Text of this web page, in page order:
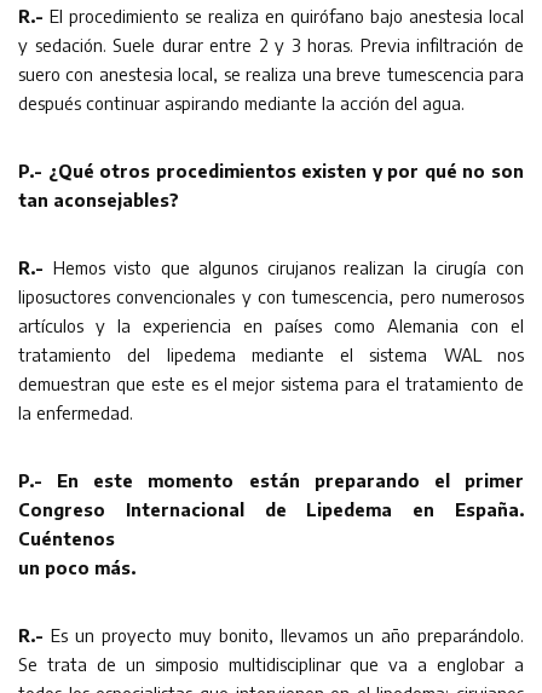
R.- El procedimiento se realiza en quirófano bajo anestesia local
y sedación. Suele durar entre 2 y 3 horas. Previa infiltración de
suero con anestesia local, se realiza una breve tumescencia para
después continuar aspirando mediante la acción del agua.
P.- ¿Qué otros procedimientos existen y por qué no son
tan aconsejables?
R.- Hemos visto que algunos cirujanos realizan la cirugía con
liposuctores convencionales y con tumescencia, pero numerosos
artículos y la experiencia en países como Alemania con el
tratamiento del lipedema mediante el sistema WAL nos
demuestran que este es el mejor sistema para el tratamiento de
la enfermedad.
P.- En este momento están preparando el primer
Congreso Internacional de Lipedema en España.
Cuéntenos
un poco más.
R.- Es un proyecto muy bonito, llevamos un año preparándolo.
Se trata de un simposio multidisciplinar que va a englobar a